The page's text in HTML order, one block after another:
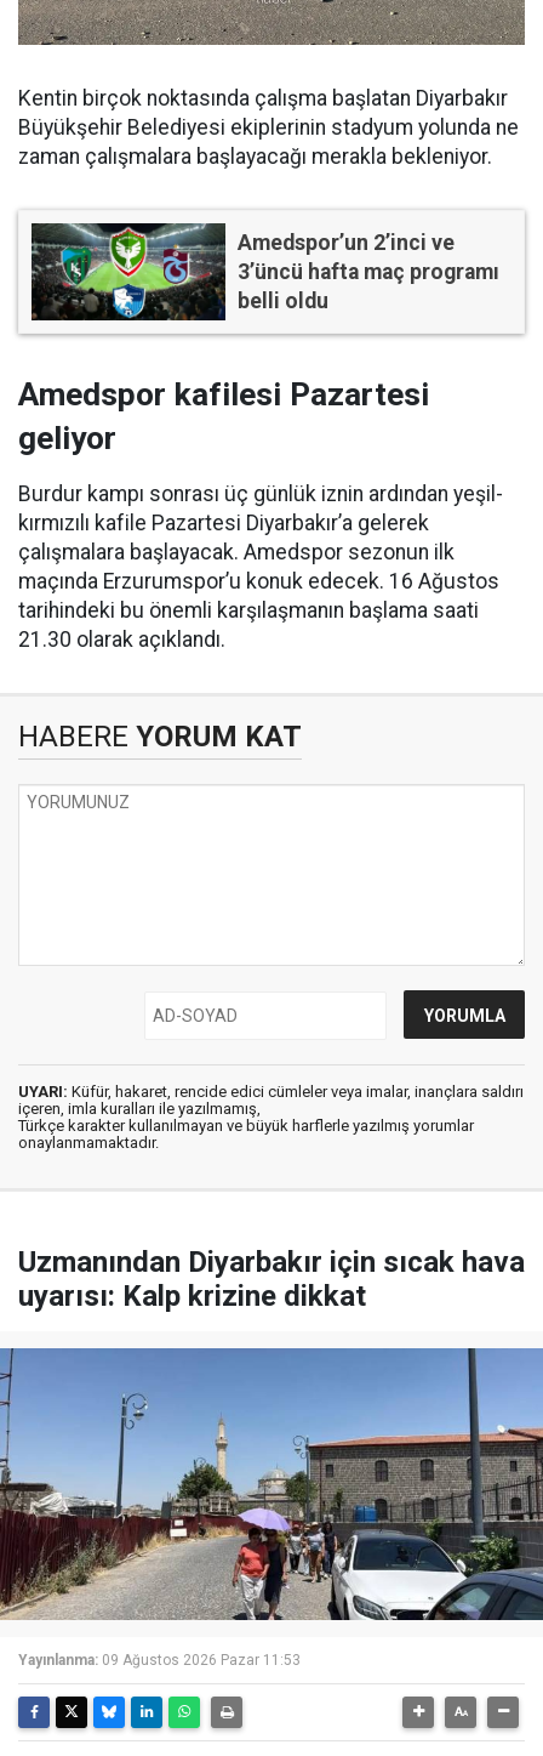
Kentin birçok noktasında çalışma başlatan Diyarbakır
Büyükşehir Belediyesi ekiplerinin stadyum yolunda ne
zaman çalışmalara başlayacağı merakla bekleniyor.
Amedspor’un 2’inci ve
3’üncü hafta maç programı
belli oldu
Amedspor kafilesi Pazartesi
geliyor
Burdur kampı sonrası üç günlük iznin ardından yeşil-
kırmızılı kafile Pazartesi Diyarbakır’a gelerek
çalışmalara başlayacak. Amedspor sezonun ilk
maçında Erzurumspor’u konuk edecek. 16 Ağustos
tarihindeki bu önemli karşılaşmanın başlama saati
21.30 olarak açıklandı.
HABERE YORUM KAT
UYARI: Küfür, hakaret, rencide edici cümleler veya imalar, inançlara saldırı
içeren, imla kuralları ile yazılmamış,
Türkçe karakter kullanılmayan ve büyük harflerle yazılmış yorumlar
onaylanmamaktadır.
Uzmanından Diyarbakır için sıcak hava
uyarısı: Kalp krizine dikkat
Yayınlanma: 09 Ağustos 2026 Pazar 11:53